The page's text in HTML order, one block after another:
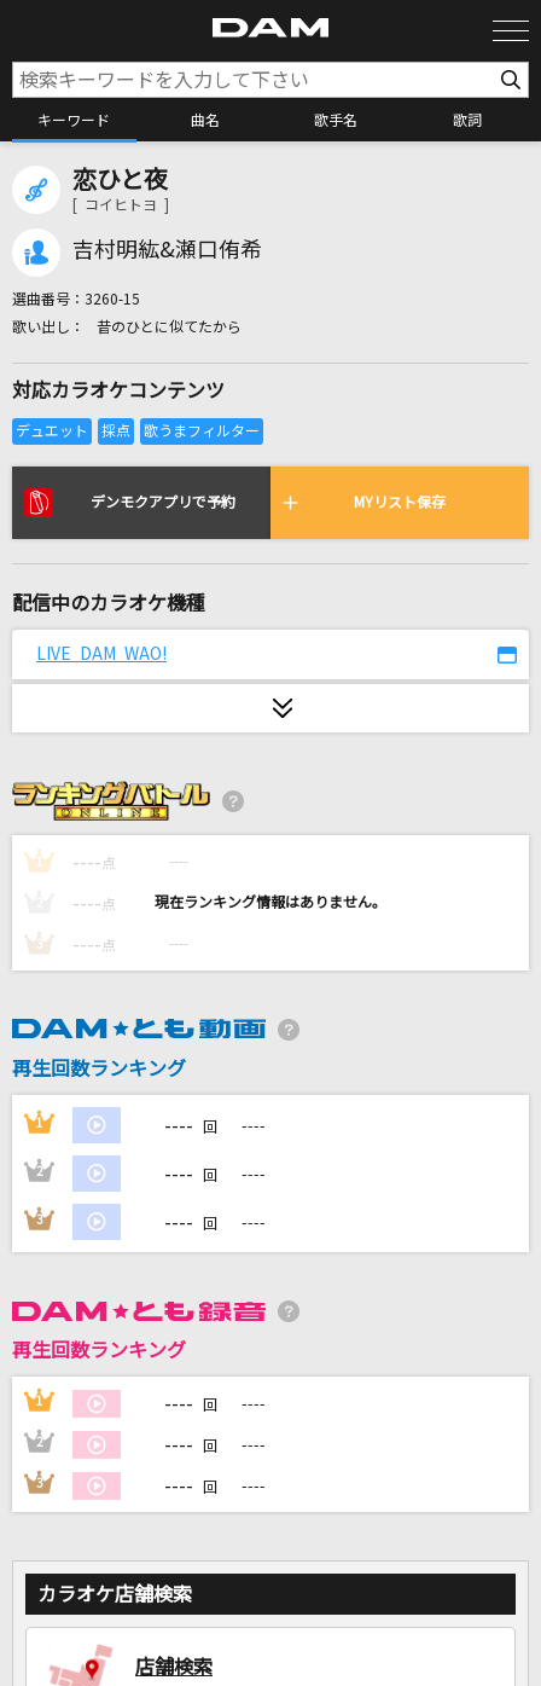
キーワード 曲名 歌手名 歌詞
全国りれき
リアルタイムで歌われている曲の一覧
歌うたいのバラッド
[生音]愛のレンタル
うそつきマカロン
暴飲暴食P
玉置浩二
Alstroemeria Records
MILABO
ずっと真夜中でいいのに。
たしかなこと
小田和正
Nissy(西島隆弘)
[生音]コイスルオトメ
SUPER BEAVER
恋ひと夜
[ コイヒトヨ ]
吉村明紘&瀬口侑希
選曲番号： 3260-15
昔のひとに似てたから
対応カラオケコンテンツ
デンモクアプリで予約 MYリスト保存
配信中のカラオケ機種
LIVE DAM WAO!
1 ---- 点 ----
---- 点 ----
3 ---- 点 ----
再生回数ランキング
1 ---- 回 ----
2 ---- 回 ----
3 ---- 回 ----
再生回数ランキング
1 ---- 回 ----
2 ---- 回 ----
3 ---- 回 ----
カラオケ店舗検索
店舗検索